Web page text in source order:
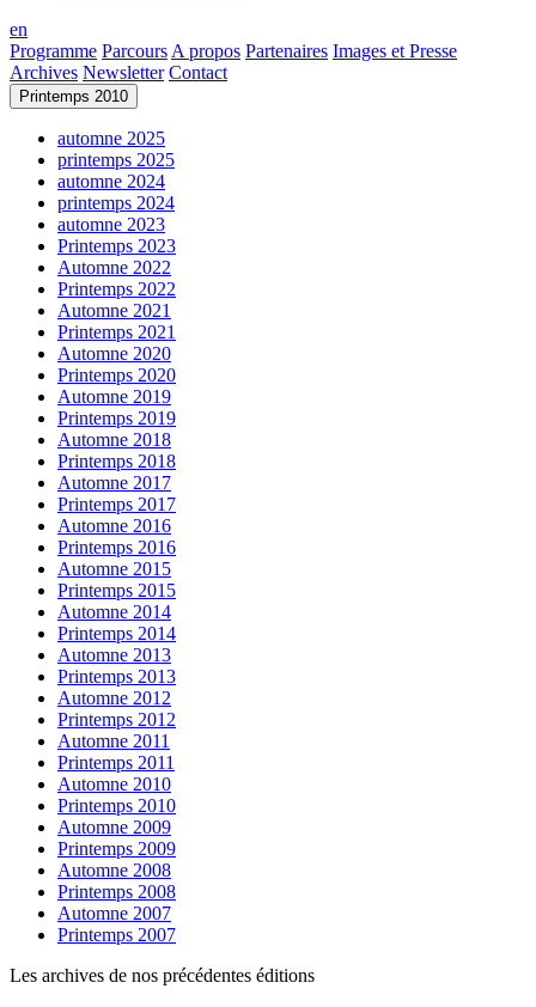
en
Programme Parcours A propos Partenaires Images et Presse
Archives Newsletter Contact
Printemps 2010
automne 2025
printemps 2025
automne 2024
printemps 2024
automne 2023
Printemps 2023
Automne 2022
Printemps 2022
Automne 2021
Printemps 2021
Automne 2020
Printemps 2020
Automne 2019
Printemps 2019
Automne 2018
Printemps 2018
Automne 2017
Printemps 2017
Automne 2016
Printemps 2016
Automne 2015
Printemps 2015
Automne 2014
Printemps 2014
Automne 2013
Printemps 2013
Automne 2012
Printemps 2012
Automne 2011
Printemps 2011
Automne 2010
Printemps 2010
Automne 2009
Printemps 2009
Automne 2008
Printemps 2008
Automne 2007
Printemps 2007
Les archives de nos précédentes éditions